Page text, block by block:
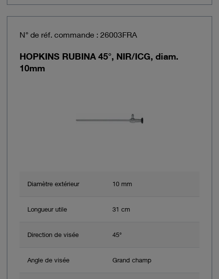
N° de réf. commande : 26003FRA
HOPKINS RUBINA 45°, NIR/ICG, diam.
10mm
Diamètre extérieur 10 mm
Longueur utile 31 cm
Direction de visée 45°
Angle de visée Grand champ